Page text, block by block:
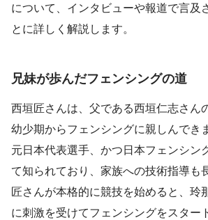
について、インタビューや報道で言及
とに詳しく解説します。
兄妹が歩んだフェンシングの道
西垣匠さんは、父である西垣仁志さん
幼少期からフェンシングに親しんでき
元日本代表選手、かつ日本フェンシン
て知られており、家族への技術指導も
匠さんが本格的に競技を始めると、玲
に刺激を受けてフェンシングをスター